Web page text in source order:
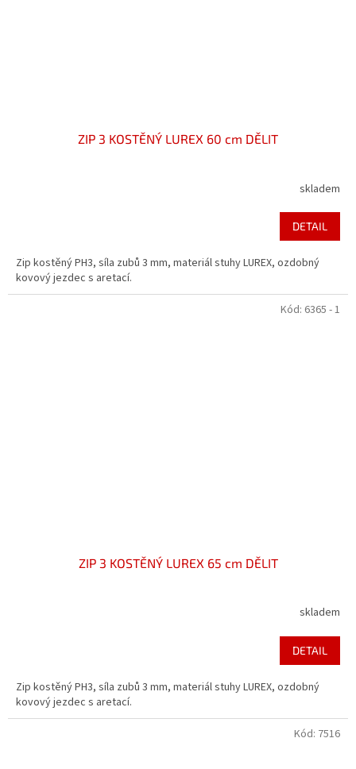
ZIP 3 KOSTĚNÝ LUREX 60 cm DĚLIT
skladem
DETAIL
Zip kostěný PH3, síla zubů 3 mm, materiál stuhy LUREX, ozdobný
kovový jezdec s aretací.
ZIP 3 KOSTĚNÝ LUREX 65 cm DĚLIT
skladem
DETAIL
Zip kostěný PH3, síla zubů 3 mm, materiál stuhy LUREX, ozdobný
kovový jezdec s aretací.
Kód: 6365 - 1
Kód: 7516